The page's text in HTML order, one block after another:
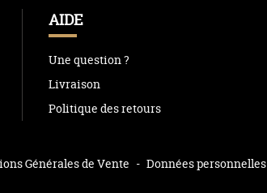
AIDE
Une question ?
Livraison
Politique des retours
Générales de Vente - Données personnelles